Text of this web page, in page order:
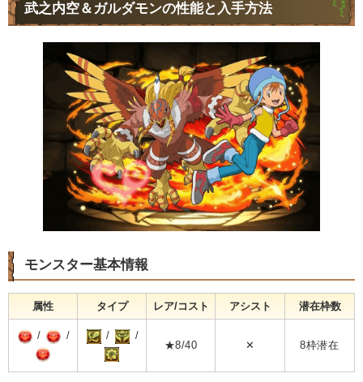
武之内空＆ガルダモンの性能と入手方法
モンスター基本情報
属性 タイプ レア/コスト アシスト 潜在枠数
/ / / /
★8/40 ✕ 8枠潜在